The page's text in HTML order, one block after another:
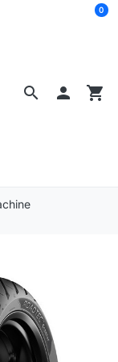
search  shopping_cart
0